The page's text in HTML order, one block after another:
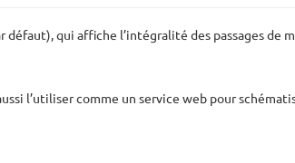
défaut), qui affiche l’intégralité des passages de
l’utiliser comme un service web pour